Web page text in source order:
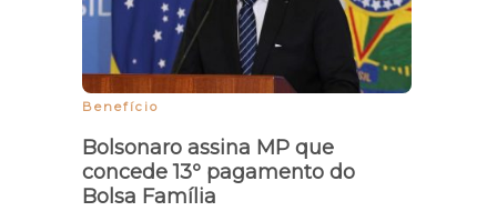
Benefício
Bolsonaro assina MP que
concede 13º pagamento do
Bolsa Família